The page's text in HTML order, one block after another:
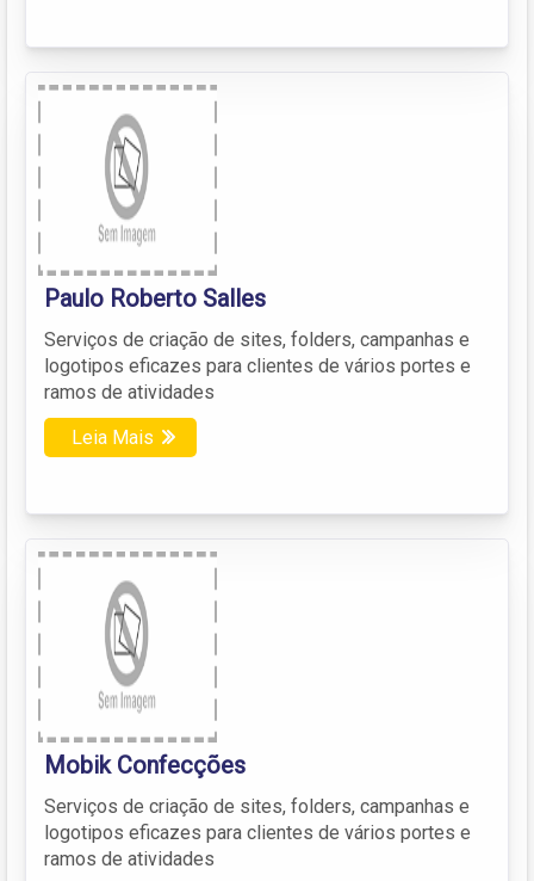
Paulo Roberto Salles
Serviços de criação de sites, folders, campanhas e
logotipos eficazes para clientes de vários portes e
ramos de atividades
Leia Mais
Mobik Confecções
Serviços de criação de sites, folders, campanhas e
logotipos eficazes para clientes de vários portes e
ramos de atividades